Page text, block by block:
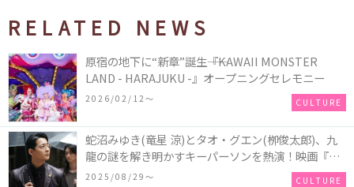
RELATED NEWS
原宿の地下に“新章”誕生――『KAWAII MONSTER
LAND - HARAJUKU -』オープニングセレモニー
2026/02/12〜 CULTURE
蛇沼みゆき(⻯星 涼)とタオ・グエン(栁俊太郎)、九
⿓の謎を解き明かすキーパーソンを熱演！映画『九
⿓ジェネリックロマンス』初場⾯カットを解禁！
2025/08/29〜 CULTURE